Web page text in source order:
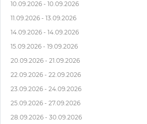
10.09.2026 - 10.09.2026
11.09.2026 - 13.09.2026
14.09.2026 - 14.09.2026
15.09.2026 - 19.09.2026
20.09.2026 - 21.09.2026
22.09.2026 - 22.09.2026
23.09.2026 - 24.09.2026
25.09.2026 - 27.09.2026
28.09.2026 - 30.09.2026